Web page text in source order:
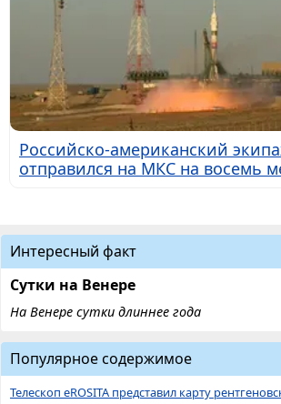
Российско-американский
отправился на МКС на восемь
Интересный факт
Сутки на Венере
На Венере сутки длиннее года
Популярное содержимое
Телескоп eROSITA представил карту